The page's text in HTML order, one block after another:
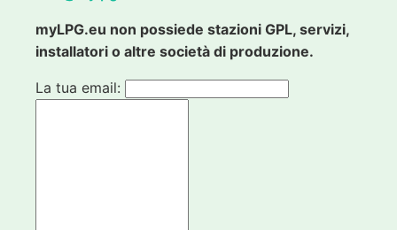
myLPG.eu non possiede stazioni GPL, servizi,
installatori o altre società di produzione.
La tua email: